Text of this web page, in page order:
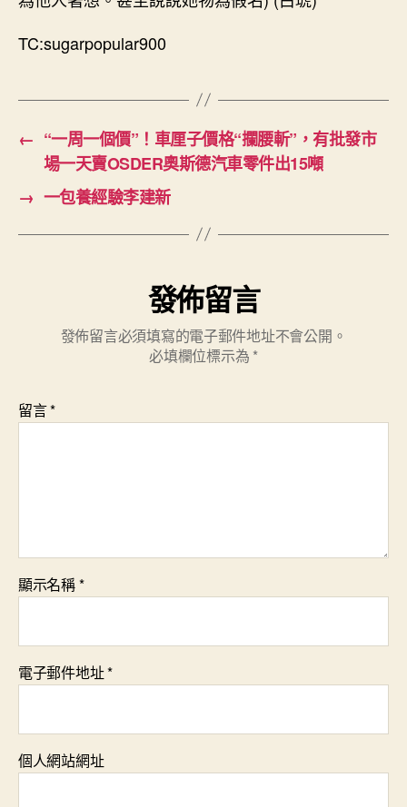
TC:sugarpopular900
← “一周一個價”！車厘子價格“攔腰斬”，有批發市
場一天賣OSDER奧斯德汽車零件出15噸
→ 一包養經驗李建新
發佈留言
發佈留言必須填寫的電子郵件地址不會公開。
必填欄位標示為 *
留言*
顯示名稱*
電子郵件地址*
個人網站網址